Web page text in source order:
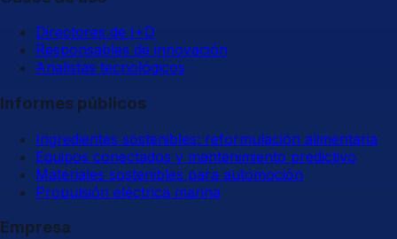
Directores de I+D
Responsables de innovación
Analistas tecnológicos
Informes públicos
Ingredientes sostenibles: reformulación alimentaria
Equipos conectados y mantenimiento predictivo
Materiales sostenibles para automoción
Propulsión eléctrica marina
Empresa